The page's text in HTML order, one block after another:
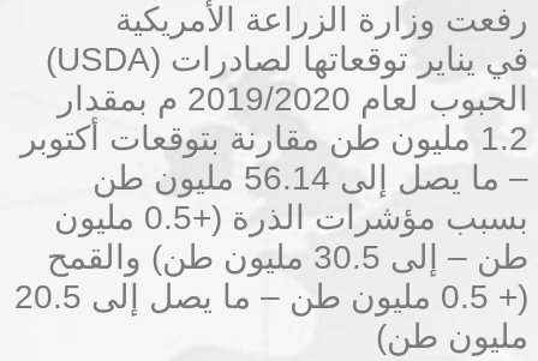
رفعت وزارة الزراعة الأمريكية
(USDA) في يناير توقعاتها لصادرات
الحبوب لعام 2019/2020 م بمقدار
1.2 مليون طن مقارنة بتوقعات أكتوبر
– ما يصل إلى 56.14 مليون طن
بسبب مؤشرات الذرة (+0.5 مليون
طن – إلى 30.5 مليون طن) والقمح
(+ 0.5 مليون طن – ما يصل إلى 20.5
مليون طن)